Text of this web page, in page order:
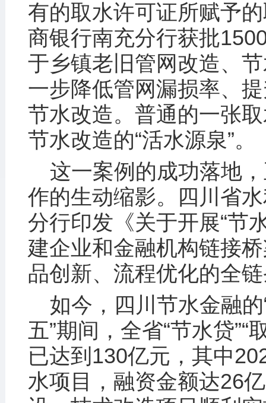
有的取水许可证所赋予
商银行南充分行获批
于乡镇老旧管网改造、
一步降低管网漏损率、
节水改造。普通的一张
节水改造的“活水源泉”。
这一案例的成功落地
作的生动缩影。四川省
分行印发《关于开展“节
建企业和金融机构链接
品创新、流程优化的全
如今，四川节水金融
五”期间，全省“节水贷
已达到130亿元，其中
水项目，融资金额达26